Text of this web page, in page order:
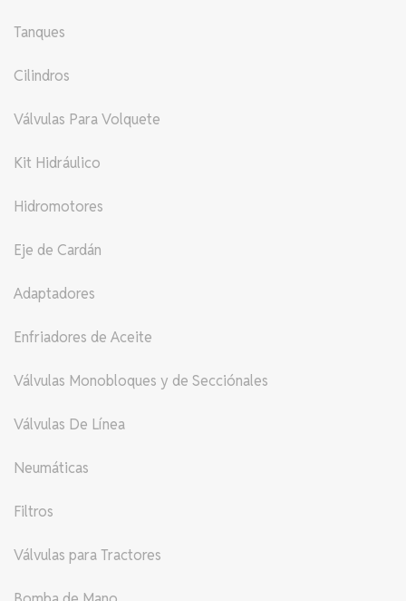
Tanques
Cilindros
Válvulas Para Volquete
Kit Hidráulico
Hidromotores
Eje de Cardán
Adaptadores
Enfriadores de Aceite
Válvulas Monobloques y de Secciónales
Válvulas De Línea
Neumáticas
Filtros
Válvulas para Tractores